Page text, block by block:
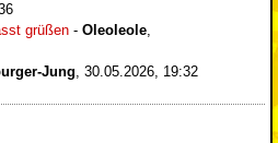
grüßen - Oleoleole,
Jung, 30.05.2026, 19:32